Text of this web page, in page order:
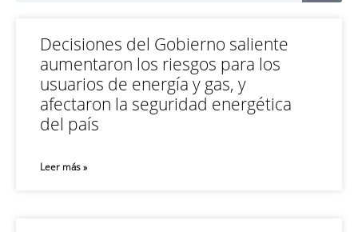
Decisiones del Gobierno saliente
aumentaron los riesgos para los
usuarios de energía y gas, y
afectaron la seguridad energética
del país
Leer más »